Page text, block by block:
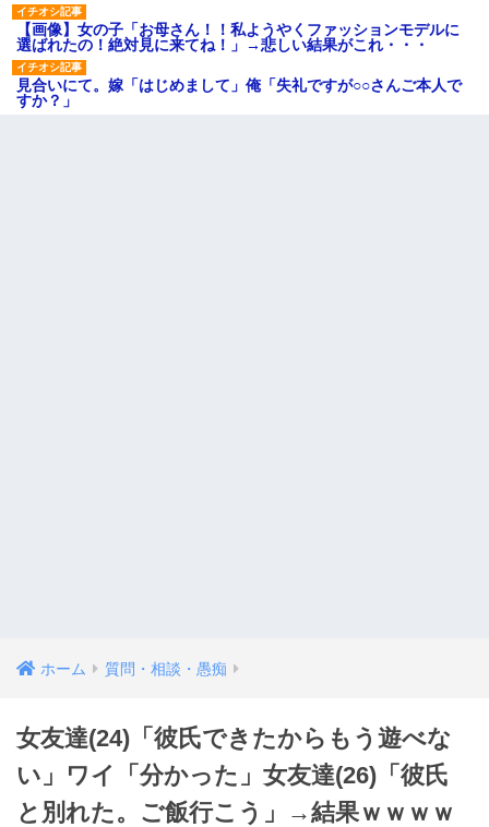
【画像】女の子「お母さん！！私ようやくファッションモデルに
選ばれたの！絶対見に来てね！」→悲しい結果がこれ・・・
見合いにて。嫁「はじめまして」俺「失礼ですが○○さんご本人で
すか？」
ホーム 質問・相談・愚痴
女友達(24)「彼氏できたからもう遊べな
い」ワイ「分かった」女友達(26)「彼氏
と別れた。ご飯行こう」→結果ｗｗｗｗ